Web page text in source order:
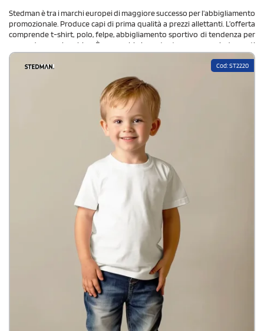
Stedman è tra i marchi europei di maggiore successo per l’abbigliamento
promozionale. Produce capi di prima qualità a prezzi allettanti. L’offerta
comprende t-shirt, polo, felpe, abbigliamento sportivo di tendenza per
uomo, donna e bambino. È un marchio in costante ascesa con indumenti
dalla vestibilità e dal taglio ottimali, dai colori brillanti e dalla
composizione di materiali innovativa. Tutti i capi sono pensati per
rendere più agevole ed efficace la personalizzazione.
L’azienda Stedman Manufactoring Company fu fondata oltre 60 anni fa
negli Stati Uniti. Già nel 1953, infatti, nella cittadina di Asheboro (stato
della Carolina del Nord), la ditta produceva abbigliamento sportivo e
intimo da uomo e per ragazzi. L’entrata nel mercato europeo è avvenuta
nel 2001 con la presentazione di alcuni prodotti base come le T-shirt
classiche, junior, comfort e le polo. Da allora il marchio ha accresciuto la
propria offerta con capi sempre nuovi e dalla concezione moderna. È
La sezione sviluppo fa un monitoraggio costante del mercato alla ricerca
delle novità più interessanti in tema di materiali, colori, forme e
vestibilità. Alcune linee s’ispirano al commercio al dettaglio e soddisfano
le necessità dell’abbigliamento promozionale contemporaneo. Tutti gli
stili Stedman non hanno infatti alcuna etichetta standard stampata né
cucita sul collo ma solo una piccola etichetta con taglie e lavaggio
proprio per facilitare la personalizzazione.
Nelle collezioni per lo sport e l’outdoor ci sono modelli di tendenza, dalle
T-shirt sportive Active-Dry che regolano l’umidità, alle felpe comode sino
ai pile leggeri e traspiranti. Funzionalità e originalità sono le
caratteristiche degli indumenti Stedman che hanno un’ampia gamma di
colori mixati per rispettare le tendenze del mercato e per rendere ancora
più piacevole l’esperienza di indossarli.
Cod: ST2220